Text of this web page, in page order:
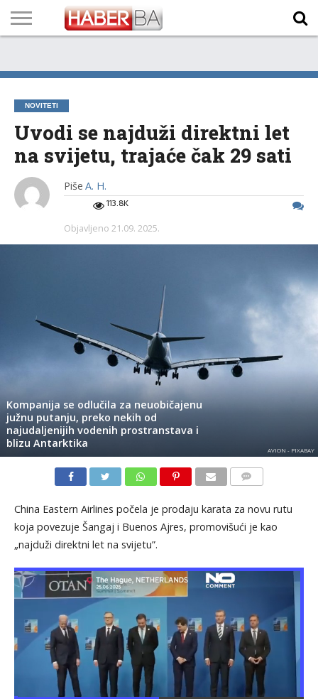
TECH
PROGRAM
PROGNOZA
PUTEVIMA
LISTA
NAMA
NOVITETI
Uvodi se najduži direktni let
na svijetu, trajaće čak 29 sati
Piše A. H.
113.8K
Objavljeno 21.09. 2025.
Kompanija se odlučila za neuobičajenu
južnu putanju, preko nekih od
najudaljenijih vodenih prostranstava i
blizu Antarktika
AVION - PIXABAY
China Eastern Airlines počela je prodaju karata za novu rutu
koja povezuje Šangaj i Buenos Ajres, promovišući je kao
„najduži direktni let na svijetu”.